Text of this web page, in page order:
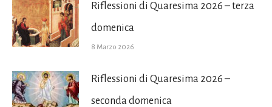
Riflessioni di Quaresima 2026 – terza
domenica
8 Marzo 2026
Riflessioni di Quaresima 2026 –
seconda domenica